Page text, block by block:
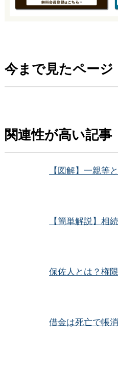
今まで見たページ
関連性が高い記事
【図解】一親等
【簡単解説】相
保佐人とは？権
借金は死亡で帳